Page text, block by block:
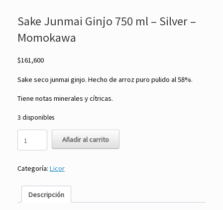
Sake Junmai Ginjo 750 ml – Silver –
Momokawa
$161,600
Sake seco junmai ginjo. Hecho de arroz puro pulido al 58%.
Tiene notas minerales y cítricas.
3 disponibles
Junmai
Ginjo
ml
Silver
-
Añadir al carrito
Categoría: Licor
Descripción